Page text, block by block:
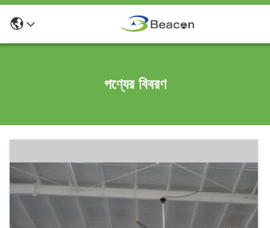
পণ্যের বিবরণ